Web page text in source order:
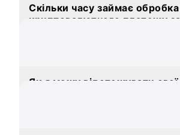
Скільки часу займає обробка
криптовалютного платежу за
Як я можу відстежувати свої